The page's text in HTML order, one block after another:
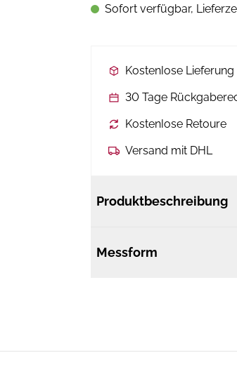
Sofort verfügbar,
Kostenlose
30 Tage
Kostenlose Retoure
Versand mit DHL
Produktbeschreibung
Messform